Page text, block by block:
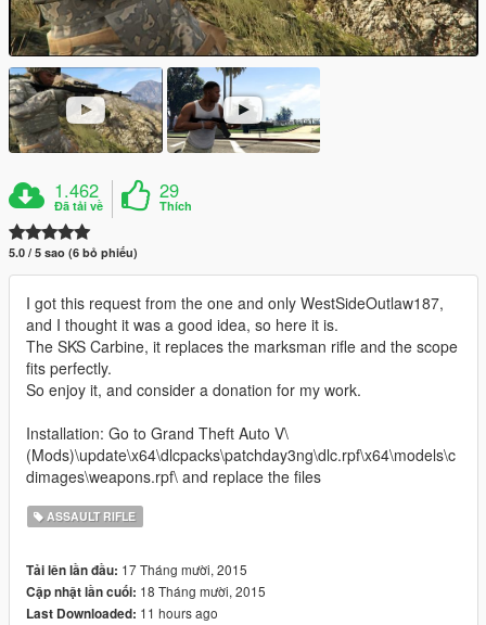
1.462
Đã tải về
29
Thích
5.0 / 5 sao (6 bỏ phiếu)
I got this request from the one and only WestSideOutlaw187,
and I thought it was a good idea, so here it is.
The SKS Carbine, it replaces the marksman rifle and the scope
fits perfectly.
So enjoy it, and consider a donation for my work.
Installation: Go to Grand Theft Auto V\
(Mods)\update\x64\dlcpacks\patchday3ng\dlc.rpf\x64\models\c
dimages\weapons.rpf\ and replace the files
ASSAULT RIFLE
Tải lên lần đầu: 17 Tháng mười, 2015
Cập nhật lần cuối: 18 Tháng mười, 2015
Last Downloaded: 11 hours ago